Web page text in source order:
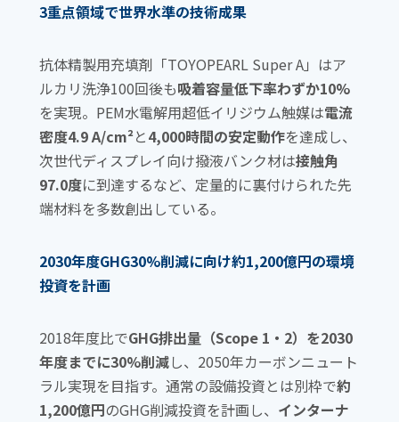
3重点領域で世界水準の技術成果
抗体精製用充填剤「TOYOPEARL Super A」はア
ルカリ洗浄100回後も吸着容量低下率わずか10%
を実現。PEM水電解用超低イリジウム触媒は電流
密度4.9 A/cm²と4,000時間の安定動作を達成し、
次世代ディスプレイ向け撥液バンク材は接触角
97.0度に到達するなど、定量的に裏付けられた先
端材料を多数創出している。
2030年度GHG30%削減に向け約1,200億円の環境
投資を計画
2018年度比でGHG排出量（Scope 1・2）を2030
年度までに30%削減し、2050年カーボンニュート
ラル実現を目指す。通常の設備投資とは別枠で約
1,200億円のGHG削減投資を計画し、 インターナ